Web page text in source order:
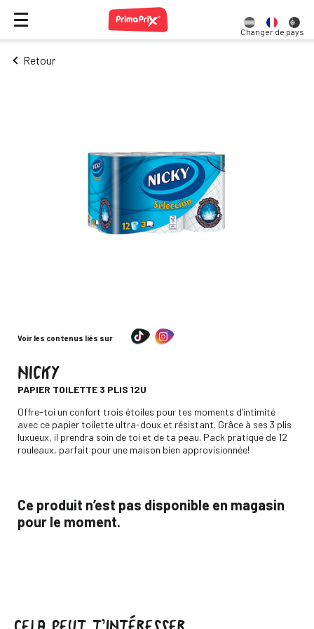
Changer de pays
Retour
Voir les contenus liés sur
NICKY-
PAPIER TOILETTE 3 PLIS 12U
Descripción
Offre-toi un confort trois étoiles pour tes moments d’intimité
avec ce papier toilette ultra-doux et résistant. Grâce à ses 3 plis
luxueux, il prendra soin de toi et de ta peau. Pack pratique de 12
rouleaux, parfait pour une maison bien approvisionnée!
Ce produit n’est pas disponible en magasin
pour le moment.